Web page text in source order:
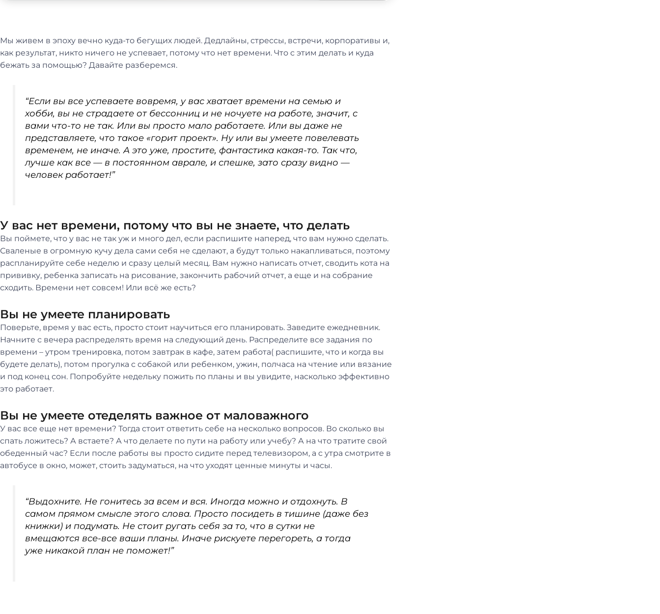
Мы живем в эпоху вечно куда-то бегущих людей. Дедлайны, стрессы, встречи, корпоративы и,
как результат, никто ничего не успевает, потому что нет времени. Что с этим делать и куда
бежать за помощью? Давайте разберемся.
“Если вы все успеваете вовремя, у вас хватает времени на семью и
хобби, вы не страдаете от бессонниц и не ночуете на работе, значит, с
вами что-то не так. Или вы просто мало работаете. Или вы даже не
представляете, что такое «горит проект». Ну или вы умеете повелевать
временем, не иначе. А это уже, простите, фантастика какая-то. Так что,
лучше как все — в постоянном аврале, и спешке, зато сразу видно —
человек работает!”
У вас нет времени, потому что вы не знаете, что делать
Вы поймете, что у вас не так уж и много дел, если распишите наперед, что вам нужно сделать.
Сваленые в огромную кучу дела сами себя не сделают, а будут только накапливаться, поэтому
распланируйте себе неделю и сразу целый месяц. Вам нужно написать отчет, сводить кота на
прививку, ребенка записать на рисование, закончить рабочий отчет, а еще и на собрание
сходить. Времени нет совсем! Или всё же есть?
Вы не умеете планировать
Поверьте, время у вас есть, просто стоит научиться его планировать. Заведите ежедневник.
Начните с вечера распределять время на следующий день. Распределите все задания по
времени – утром тренировка, потом завтрак в кафе, затем работа( распишите, что и когда вы
будете делать), потом прогулка с собакой или ребенком, ужин, полчаса на чтение или вязание
и под конец сон. Попробуйте недельку пожить по планы и вы увидите, насколько эффективно
это работает.
Вы не умеете отеделять важное от маловажного
У вас все еще нет времени? Тогда стоит ответить себе на несколько вопросов. Во сколько вы
спать ложитесь? А встаете? А что делаете по пути на работу или учебу? А на что тратите свой
обеденный час? Если после работы вы просто сидите перед телевизором, а с утра смотрите в
автобусе в окно, может, стоить задуматься, на что уходят ценные минуты и часы.
“Выдохните. Не гонитесь за всем и вся. Иногда можно и отдохнуть. В
самом прямом смысле этого слова. Просто посидеть в тишине (даже без
книжки) и подумать. Не стоит ругать себя за то, что в сутки не
вмещаются все-все ваши планы. Иначе рискуете перегореть, а тогда
уже никакой план не поможет!”